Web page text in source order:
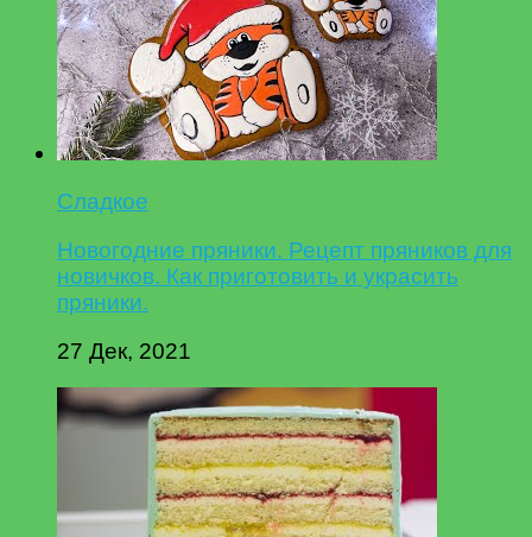
Сладкое
Новогодние пряники. Рецепт пряников для
новичков. Как приготовить и украсить
пряники.
27 Дек, 2021